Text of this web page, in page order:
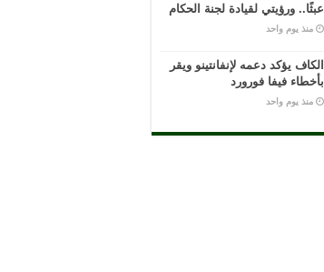
عبثًا.. ورؤيتي لقيادة لجنة الحكام
منذ يوم واحد
الكاف يؤكد دعمه لإنفانتينو ويقر
بأخطاء فيفا فورورد
منذ يوم واحد